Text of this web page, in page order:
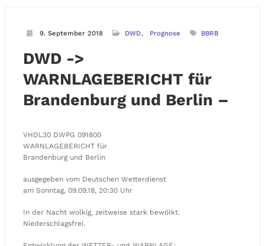
9. September 2018 DWD Prognose BBRB
DWD ->
WARNLAGEBERICHT für
Brandenburg und Berlin –
VHDL30 DWPG 091800
WARNLAGEBERICHT für
Brandenburg und Berlin
ausgegeben vom Deutschen Wetterdienst
am Sonntag, 09.09.18, 20:30 Uhr
In der Nacht wolkig, zeitweise stark bewölkt.
Niederschlagsfrei.